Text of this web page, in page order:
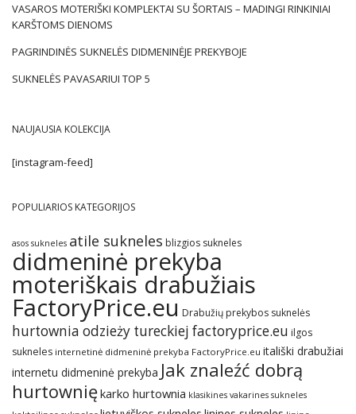
VASAROS MOTERIŠKI KOMPLEKTAI SU ŠORTAIS – MADINGI RINKINIAI
KARŠTOMS DIENOMS
PAGRINDINĖS SUKNELĖS DIDMENINĖJE PREKYBOJE
SUKNELĖS PAVASARIUI TOP 5
NAUJAUSIA KOLEKCIJA
[instagram-feed]
POPULIARIOS KATEGORIJOS
asos sukneles atile sukneles blizgios sukneles
didmeninė prekyba
moteriškais drabužiais
FactoryPrice.eu Drabužių prekybos suknelės
hurtownia odzieży tureckiej factoryprice.eu ilgos
sukneles internetinė didmeninė prekyba FactoryPrice.eu itališki drabužiai
internetu didmeninė prekyba Jak znaleźć dobrą
hurtowniękarko hurtownia klasikines vakarines sukneles